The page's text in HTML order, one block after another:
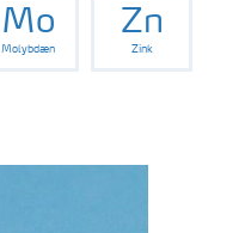
Mo
Molybdæn
Zn
Zink